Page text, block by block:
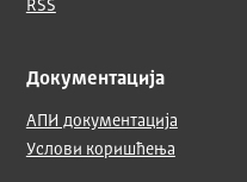
RSS
Документација
АПИ документација
Услови коришћења